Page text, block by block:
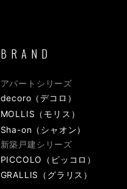
BRAND
アパートシリーズ
decoro（デコロ）
MOLLIS（モリス）
Sha-on（シャオン）
新築戸建シリーズ
PICCOLO（ピッコロ）
GRALLIS（グラリス）